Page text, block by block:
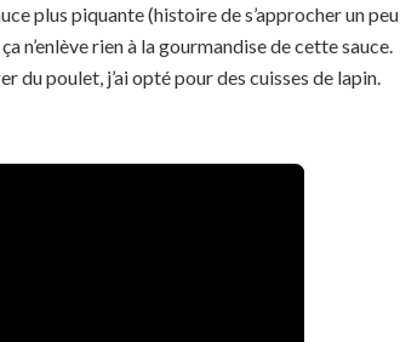
plus piquante (histoire de s’approcher un peu
n’enlève rien à la gourmandise de cette sauce.
du poulet, j’ai opté pour des cuisses de lapin.